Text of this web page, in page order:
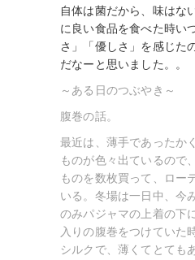
自体は菌だから、味はな
に良い食品を食べた時い
さ」「優しさ」を感じた
だなーと思いました。。
～ある日のつぶやき～
腹巻の話。
最近は、薄手であったか
ものが色々出ているので
ものを数枚買って、ロー
いる。冬場は一日中、今
のみパジャマの上着の下
入りの腹巻をつけていた
シルクで、薄くてとても